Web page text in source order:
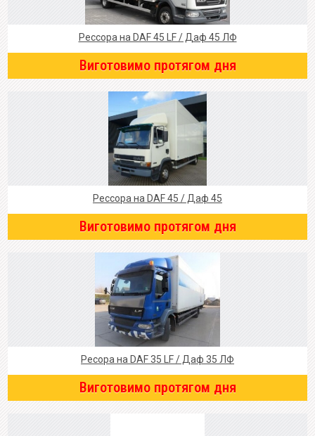
Рессора на DAF 45 LF / Даф 45 ЛФ
Виготовимо протягом дня
Рессора на DAF 45 / Даф 45
Виготовимо протягом дня
Ресора на DAF 35 LF / Даф 35 ЛФ
Виготовимо протягом дня